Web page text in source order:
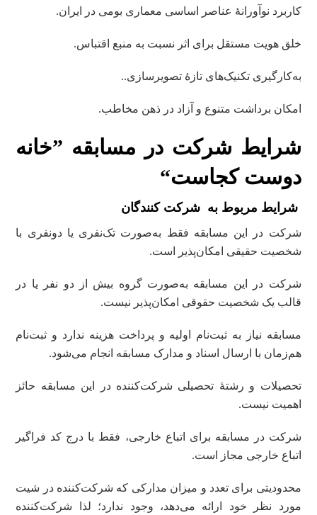
کاربرد نوآورانۀ عناصر اساسی معماری بومی در ایران.
خلق هویت مستقل برای اثر نسبت به منبع اقتباس.
به‌کارگیری تکنیک‌های تازۀ تصویرسازی..
امکان برداشت متنوع و آزاد در ذهن مخاطب.
شرایط شرکت در مسابقه ”خانه
دوست کجاست“
شرایط مربوط به شرکت کنندگان
شرکت در این مسابقه فقط به‌صورت تک‌نفری یا دونفری با
شخصیت حقیقی امکان‌پذیر است.
شرکت در این مسابقه به‌صورت گروه بیش از دو نفر یا در
قالب یک شخصیت حقوقی امکان‌پذیر نیست.
مسابقه نیاز به ثبت‌نام اولیه و پرداخت هزینه ندارد و ثبت‌نام
هم‌زمان با ارسال اسناد و مدارک مسابقه انجام می‌شود.
تحصیلات و رشتۀ تحصیلی شرکت‌کننده در این مسابقه حائز
اهمیت نیست.
شرکت در مسابقه برای اتباع خارجی، فقط با درج کد فراگیر
اتباع خارجی مجاز است.
محدودیتی برای تعدد و میزان مدارکی که شرکت‌کننده در شیت
مورد نظر خود ارائه می‌دهد، وجود ندارد؛ لذا شرکت‌کننده